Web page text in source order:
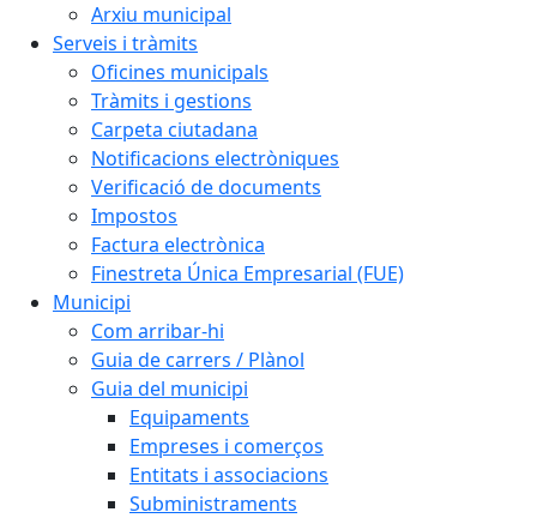
Arxiu municipal
Serveis i tràmits
Oficines municipals
Tràmits i gestions
Carpeta ciutadana
Notificacions electròniques
Verificació de documents
Impostos
Factura electrònica
Finestreta Única Empresarial (FUE)
Municipi
Com arribar-hi
Guia de carrers / Plànol
Guia del municipi
Equipaments
Empreses i comerços
Entitats i associacions
Subministraments